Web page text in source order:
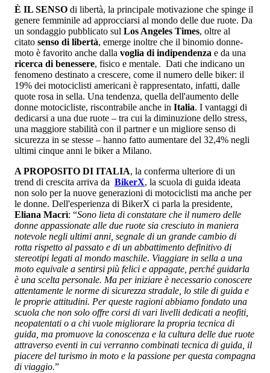
È IL SENSO di libertà, la principale motivazione che spinge il
genere femminile ad approcciarsi al mondo delle due ruote. Da
un sondaggio pubblicato sul Los Angeles Times, oltre al
citato senso di libertà, emerge inoltre che il binomio donne-
moto è favorito anche dalla voglia di indipendenza e da una
ricerca di benessere, fisico e mentale. Dati che indicano un
fenomeno destinato a crescere, come il numero delle biker: il
19% dei motociclisti americani è rappresentato, infatti, dalle
quote rosa in sella. Una tendenza, quella dell'aumento delle
donne motocicliste, riscontrabile anche in Italia. I vantaggi di
dedicarsi a una due ruote – tra cui la diminuzione dello stress,
una maggiore stabilità con il partner e un migliore senso di
sicurezza in se stesse – hanno fatto aumentare del 32,4% negli
ultimi cinque anni le biker a Milano.
A PROPOSITO DI ITALIA, la conferma ulteriore di un
trend di crescita arriva da BikerX, la scuola di guida ideata
non solo per la nuove generazioni di motociclisti ma anche per
le donne. Dell'esperienza di BikerX ci parla la presidente,
Eliana Macrì: “Sono lieta di constatare che il numero delle
donne appassionate alle due ruote sia cresciuto in maniera
notevole negli ultimi anni, segnale di un grande cambio di
rotta rispetto al passato e di un abbattimento definitivo di
stereotipi legati al mondo maschile. Viaggiare in sella a una
moto equivale a sentirsi più felici e appagate, perché guidarla
è una scelta personale. Ma per iniziare è necessario conoscere
attentamente le norme di sicurezza stradale, lo stile di guida e
le proprie attitudini. Per queste ragioni abbiamo fondato una
scuola che non solo offre corsi di vari livelli dedicati a neofiti,
neopatentati o a chi vuole migliorare la propria tecnica di
guida, ma promuove la conoscenza e la cultura delle due ruote
attraverso eventi in cui verranno combinati tecnica di guida, il
piacere del turismo in moto e la passione per questa compagna
di viaggio.”